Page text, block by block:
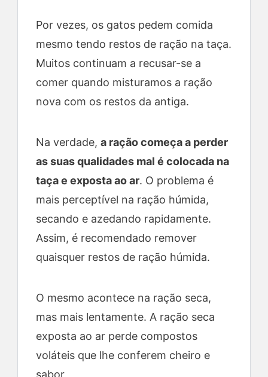
Por vezes, os gatos pedem comida
mesmo tendo restos de ração na taça.
Muitos continuam a recusar-se a
comer quando misturamos a ração
nova com os restos da antiga.
Na verdade, a ração começa a perder
as suas qualidades mal é colocada na
taça e exposta ao ar. O problema é
mais perceptível na ração húmida,
secando e azedando rapidamente.
Assim, é recomendado remover
quaisquer restos de ração húmida.
O mesmo acontece na ração seca,
mas mais lentamente. A ração seca
exposta ao ar perde compostos
voláteis que lhe conferem cheiro e
sabor